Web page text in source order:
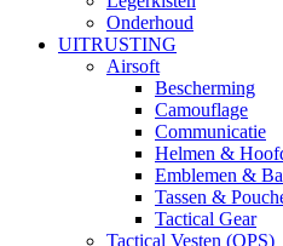
Onderhoud
UITRUSTING
Airsoft
Bescherming
Camouflage
Communicatie
Helmen &
Emblemen &
Tassen &
Tactical Gear
Tactical Vesten (OPS)